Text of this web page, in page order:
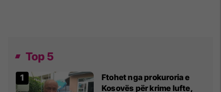
Top 5
Ftohet nga prokuroria e
Kosovës për krime lufte,